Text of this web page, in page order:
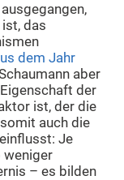
das
dem Jahr
aber
der
ist, der die
auch die
Je
weniger
– es bilden